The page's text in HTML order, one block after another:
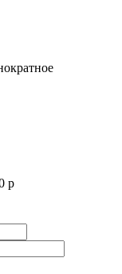
р